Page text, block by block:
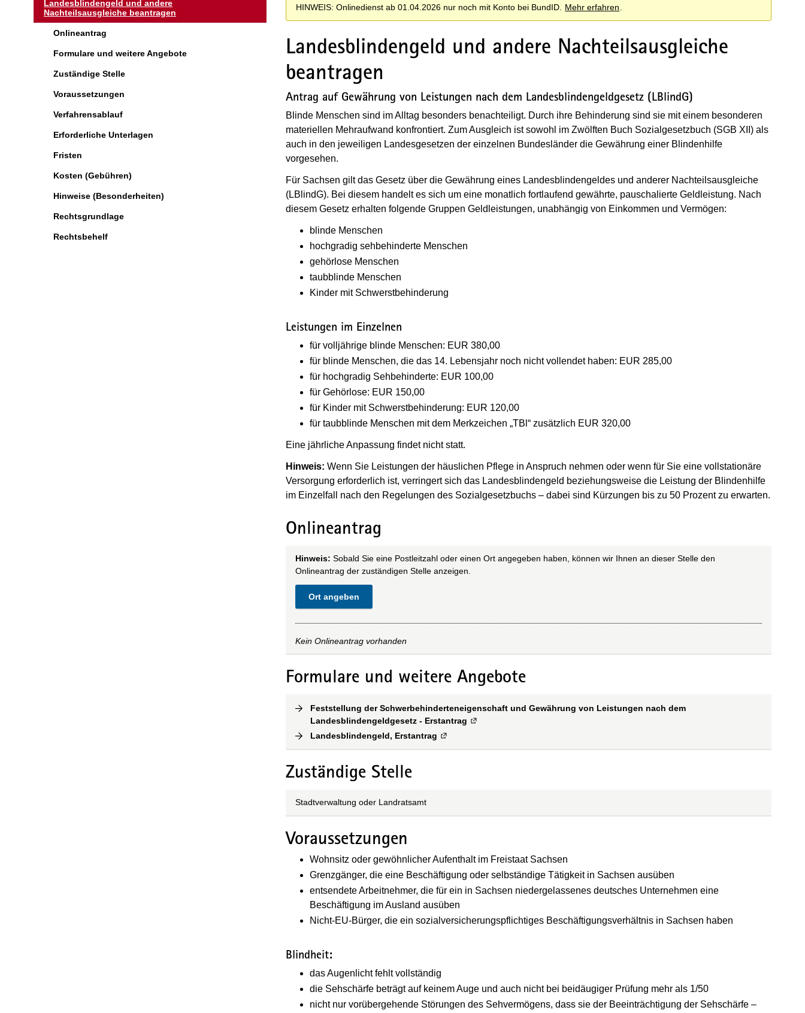
Landesblindengeld und andere
Nachteilsausgleiche beantragen
Onlineantrag
Formulare und weitere Angebote
Zuständige Stelle
Voraussetzungen
Verfahrensablauf
Erforderliche Unterlagen
Fristen
Kosten (Gebühren)
Hinweise (Besonderheiten)
Rechtsgrundlage
Rechtsbehelf
HINWEIS: Onlinedienst ab 01.04.2026 nur noch mit Konto bei BundID. Mehr erfahren
Landesblindengeld und andere Nachteilsausgleiche
beantragen
Antrag auf Gewährung von Leistungen nach dem Landesblindengeldgesetz (LBlindG)
Blinde Menschen sind im Alltag besonders benachteiligt. Durch ihre Behinderung sind sie mit einem besonderen
materiellen Mehraufwand konfrontiert. Zum Ausgleich ist sowohl im Zwölften Buch Sozialgesetzbuch (SGB XII) als
auch in den jeweiligen Landesgesetzen der einzelnen Bundesländer die Gewährung einer Blindenhilfe
vorgesehen.
Für Sachsen gilt das Gesetz über die Gewährung eines Landesblindengeldes und anderer Nachteilsausgleiche
(LBlindG). Bei diesem handelt es sich um eine monatlich fortlaufend gewährte, pauschalierte Geldleistung. Nach
diesem Gesetz erhalten folgende Gruppen Geldleistungen, unabhängig von Einkommen und Vermögen:
blinde Menschen
hochgradig sehbehinderte Menschen
gehörlose Menschen
taubblinde Menschen
Kinder mit Schwerstbehinderung
Leistungen im Einzelnen
für volljährige blinde Menschen: EUR 380,00
für blinde Menschen, die das 14. Lebensjahr noch nicht vollendet haben: EUR 285,00
für hochgradig Sehbehinderte: EUR 100,00
für Gehörlose: EUR 150,00
für Kinder mit Schwerstbehinderung: EUR 120,00
für taubblinde Menschen mit dem Merkzeichen „TBl“ zusätzlich EUR 320,00
Eine jährliche Anpassung findet nicht statt.
Hinweis: Wenn Sie Leistungen der häuslichen Pflege in Anspruch nehmen oder wenn für Sie eine vollstationäre
Versorgung erforderlich ist, verringert sich das Landesblindengeld beziehungsweise die Leistung der Blindenhilfe
im Einzelfall nach den Regelungen des Sozialgesetzbuchs – dabei sind Kürzungen bis zu 50 Prozent zu erwarten.
Onlineantrag
Hinweis: Sobald Sie eine Postleitzahl oder einen Ort angegeben haben, können wir Ihnen an dieser Stelle den
Onlineantrag der zuständigen Stelle anzeigen.
Ort angeben
Kein Onlineantrag vorhanden
Formulare und weitere Angebote
Feststellung der Schwerbehinderteneigenschaft und Gewährung von Leistungen nach dem
Landesblindengeldgesetz - Erstantrag Externe Verlinkung
Landesblindengeld, Erstantrag Externe Verlinkung
Zuständige Stelle
Stadtverwaltung oder Landratsamt
Voraussetzungen
Wohnsitz oder gewöhnlicher Aufenthalt im Freistaat Sachsen
Grenzgänger, die eine Beschäftigung oder selbständige Tätigkeit in Sachsen ausüben
entsendete Arbeitnehmer, die für ein in Sachsen niedergelassenes deutsches Unternehmen eine
Beschäftigung im Ausland ausüben
Nicht-EU-Bürger, die ein sozialversicherungspflichtiges Beschäftigungsverhältnis in Sachsen haben
Blindheit:
das Augenlicht fehlt vollständig
die Sehschärfe beträgt auf keinem Auge und auch nicht bei beidäugiger Prüfung mehr als 1/50
nicht nur vorübergehende Störungen des Sehvermögens, dass sie der Beeinträchtigung der Sehschärfe –